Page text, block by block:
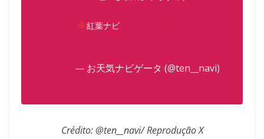
紅葉ナビhttps://t.co/kDWxCO0vgG
— お天気ナビゲータ (@ten__navi)
Crédito: @ten__navi/ Reprodução X